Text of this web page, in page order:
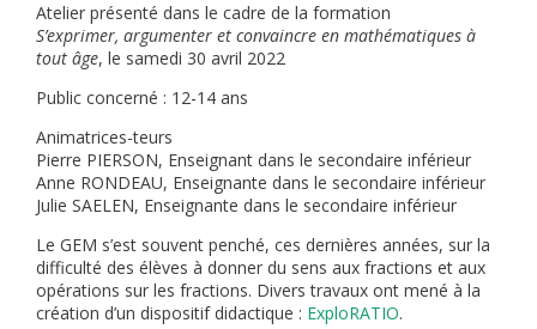
Atelier présenté dans le cadre de la formation
S’exprimer, argumenter et convaincre en mathématiques à
tout âge, le samedi 30 avril 2022
Public concerné : 12-14 ans
Animatrices-teurs
Pierre PIERSON, Enseignant dans le secondaire inférieur
Anne RONDEAU, Enseignante dans le secondaire inférieur
Julie SAELEN, Enseignante dans le secondaire inférieur
Le GEM s’est souvent penché, ces dernières années, sur la
difficulté des élèves à donner du sens aux fractions et aux
opérations sur les fractions. Divers travaux ont mené à la
création d’un dispositif didactique : ExploRATIO.